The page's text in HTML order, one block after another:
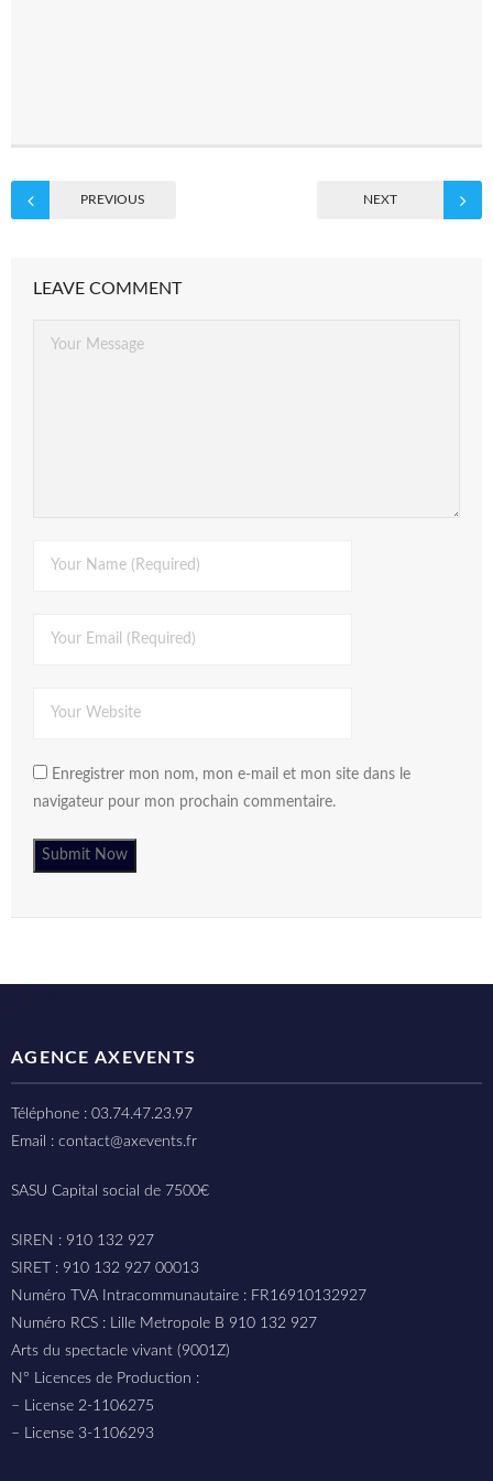
PREVIOUS NEXT
LEAVE COMMENT
Enregistrer mon nom, mon e-mail et mon site dans le
navigateur pour mon prochain commentaire.
AGENCE AXEVENTS
Téléphone : 03.74.47.23.97
Email : contact@axevents.fr
SASU Capital social de 7500€
SIREN : 910 132 927
SIRET : 910 132 927 00013
Numéro TVA Intracommunautaire : FR16910132927
Numéro RCS : Lille Metropole B 910 132 927
Arts du spectacle vivant (9001Z)
N° Licences de Production :
– License 2-1106275
– License 3-1106293